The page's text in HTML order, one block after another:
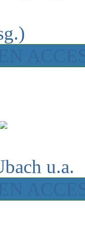
u.a.